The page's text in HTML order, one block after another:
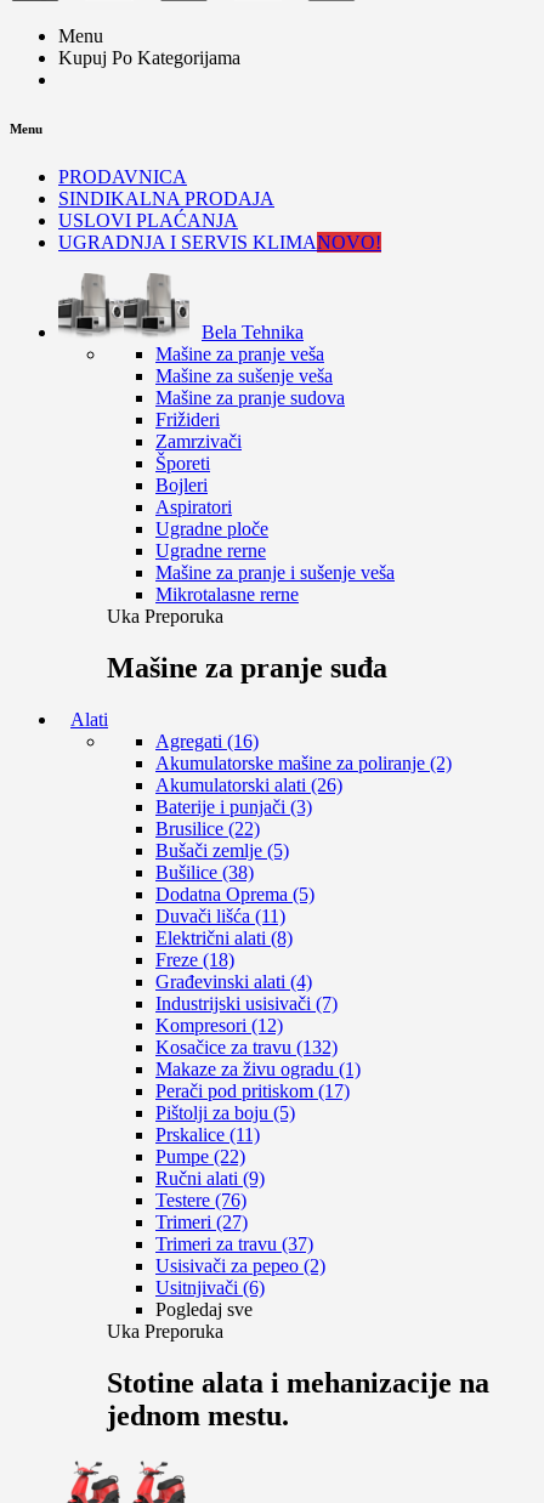
Menu
Kupuj Po Kategorijama
Menu
PRODAVNICA
SINDIKALNA PRODAJA
USLOVI PLAĆANJA
UGRADNJA I SERVIS KLIMANOVO!
Bela Tehnika
Mašine za pranje veša
Mašine za sušenje veša
Mašine za pranje sudova
Frižideri
Zamrzivači
Šporeti
Bojleri
Aspiratori
Ugradne ploče
Ugradne rerne
Mašine za pranje i sušenje veša
Mikrotalasne rerne
Uka Preporuka
Mašine za pranje suđa
Alati
Agregati (16)
Akumulatorske mašine za poliranje (2)
Akumulatorski alati (26)
Baterije i punjači (3)
Brusilice (22)
Bušači zemlje (5)
Bušilice (38)
Dodatna Oprema (5)
Duvači lišća (11)
Električni alati (8)
Freze (18)
Građevinski alati (4)
Industrijski usisivači (7)
Kompresori (12)
Kosačice za travu (132)
Makaze za živu ogradu (1)
Perači pod pritiskom (17)
Pištolji za boju (5)
Prskalice (11)
Pumpe (22)
Ručni alati (9)
Testere (76)
Trimeri (27)
Trimeri za travu (37)
Usisivači za pepeo (2)
Usitnjivači (6)
Pogledaj sve
Uka Preporuka
Stotine alata i mehanizacije na
jednom mestu.